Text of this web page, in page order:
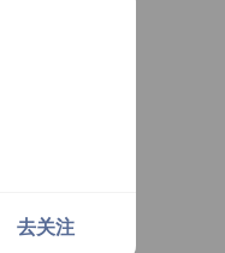
去关注